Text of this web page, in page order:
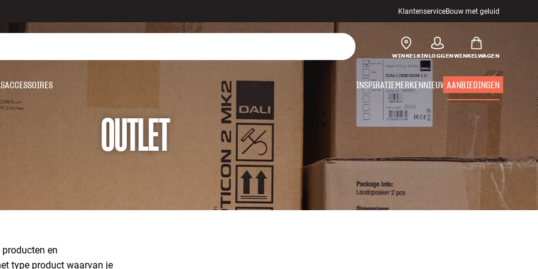
KlantenserviceBouw met geluid
WINKELSINLOGGENWINKELWAGEN
ACCESSOIRES INSPIRATIEMERKENNIEUW AANBIEDINGEN
OUTLET
en
type product waarvan je